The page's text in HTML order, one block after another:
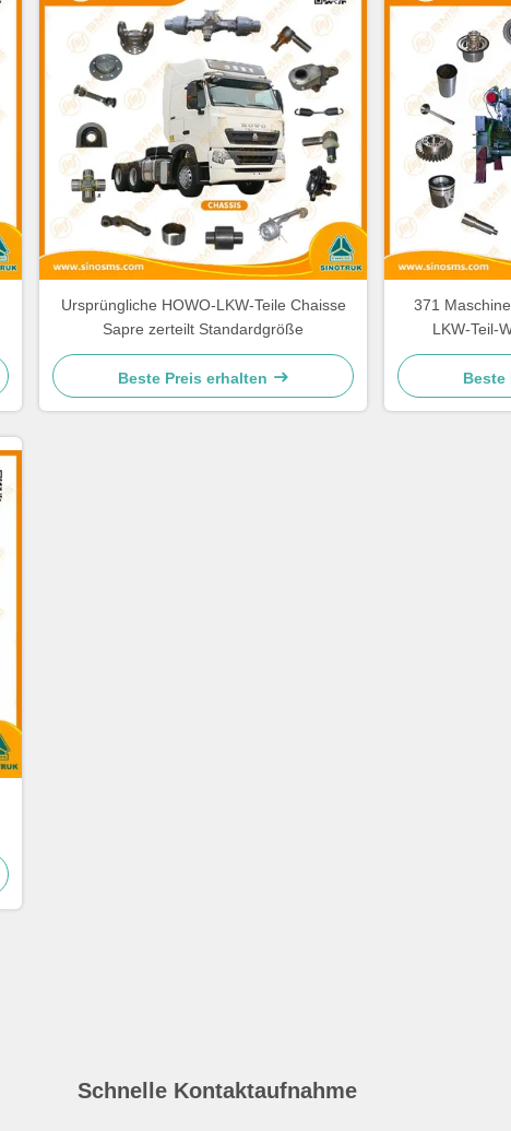
Ursprüngliche HOWO-LKW-Teile Chaisse
Sapre zerteilt Standardgröße
Beste Preis erhalten
371
LKW-Teil-
Beste
Schnelle Kontaktaufnahme